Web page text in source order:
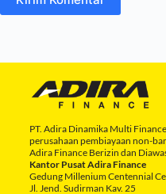
PT. Adira Dinamika Multi
perusahaan pembiayaan non-
Adira Finance Berizin dan
Kantor Pusat Adira Finance
Gedung Millenium Centennial
Jl. Jend. Sudirman Kav. 25